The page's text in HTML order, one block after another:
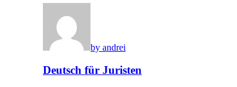
by andrei
Deutsch für Juristen